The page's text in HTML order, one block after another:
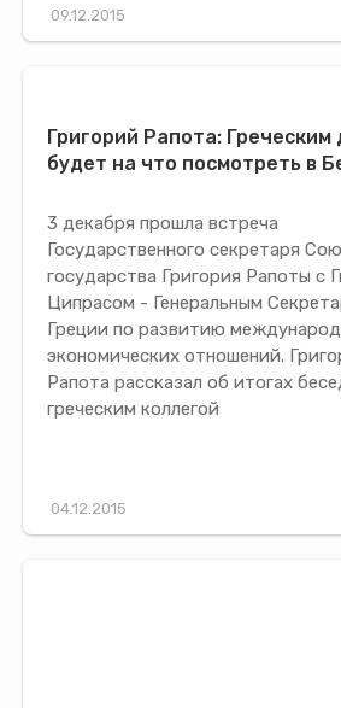
09.12.2015
Григорий Рапота: Греческим
будет на что посмотреть в
3 декабря прошла встреча
Государственного секретаря
государства Григория Рапоты с
Ципрасом - Генеральным
Греции по развитию
экономических отношений.
Рапота рассказал об итогах
греческим коллегой
04.12.2015